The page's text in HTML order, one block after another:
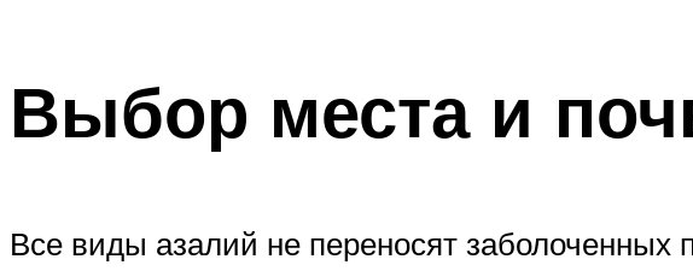
Выбор места и
Все виды азалий не переносят заболоченных